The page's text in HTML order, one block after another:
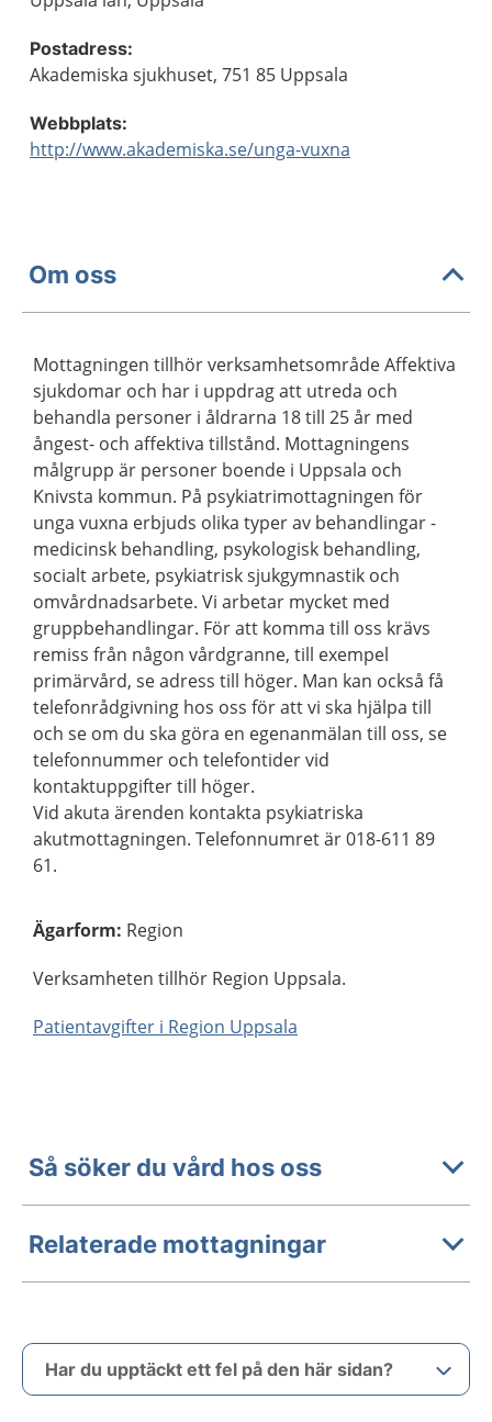
Postadress:
Akademiska sjukhuset, 751 85 Uppsala
Webbplats:
http://www.akademiska.se/unga-vuxna
Om oss
Mottagningen tillhör verksamhetsområde Affektiva
sjukdomar och har i uppdrag att utreda och
behandla personer i åldrarna 18 till 25 år med
ångest- och affektiva tillstånd. Mottagningens
målgrupp är personer boende i Uppsala och
Knivsta kommun. På psykiatrimottagningen för
unga vuxna erbjuds olika typer av behandlingar -
medicinsk behandling, psykologisk behandling,
socialt arbete, psykiatrisk sjukgymnastik och
omvårdnadsarbete. Vi arbetar mycket med
gruppbehandlingar. För att komma till oss krävs
remiss från någon vårdgranne, till exempel
primärvård, se adress till höger. Man kan också få
telefonrådgivning hos oss för att vi ska hjälpa till
och se om du ska göra en egenanmälan till oss, se
telefonnummer och telefontider vid
kontaktuppgifter till höger.
Vid akuta ärenden kontakta psykiatriska
akutmottagningen. Telefonnumret är 018-611 89
61.
Ägarform: Region
Verksamheten tillhör Region Uppsala.
Patientavgifter i Region Uppsala
Så söker du vård hos oss
Relaterade mottagningar
Har du upptäckt ett fel på den här sidan?